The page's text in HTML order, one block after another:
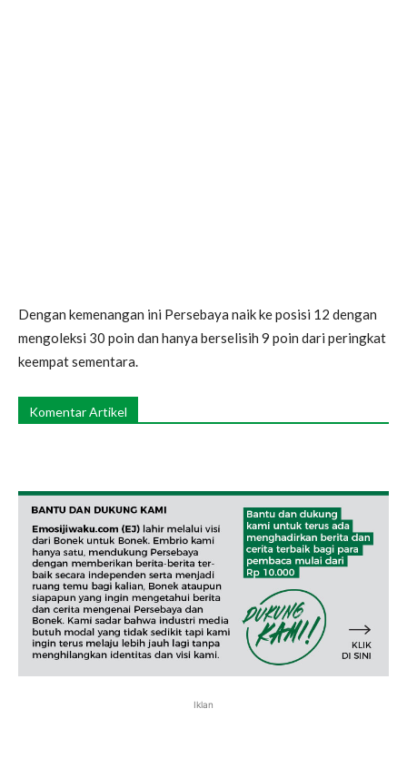
Dengan kemenangan ini Persebaya naik ke posisi 12 dengan
mengoleksi 30 poin dan hanya berselisih 9 poin dari peringkat
keempat sementara.
Komentar Artikel
Iklan